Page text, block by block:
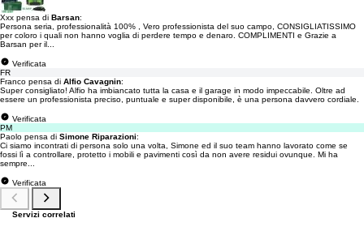
Xxx pensa di Barsan:
Persona seria, professionalità 100% , Vero professionista del suo campo, CONSIGLIATISSIMO
per coloro i quali non hanno voglia di perdere tempo e denaro. COMPLIMENTI e Grazie a
Barsan per il...
Verificata
FR
Franco pensa di Alfio Cavagnin:
Super consigliato! Alfio ha imbiancato tutta la casa e il garage in modo impeccabile. Oltre ad
essere un professionista preciso, puntuale e super disponibile, è una persona davvero cordiale.
Verificata
PM
Paolo pensa di Simone Riparazioni:
Ci siamo incontrati di persona solo una volta, Simone ed il suo team hanno lavorato come se
fossi lì a controllare, protetto i mobili e pavimenti così da non avere residui ovunque. Mi ha
sempre...
Verificata
Servizi correlati